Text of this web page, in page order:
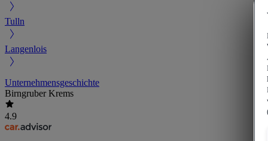
Tulln
Langenlois
Unternehmensgeschichte
Birngruber Krems
4.9